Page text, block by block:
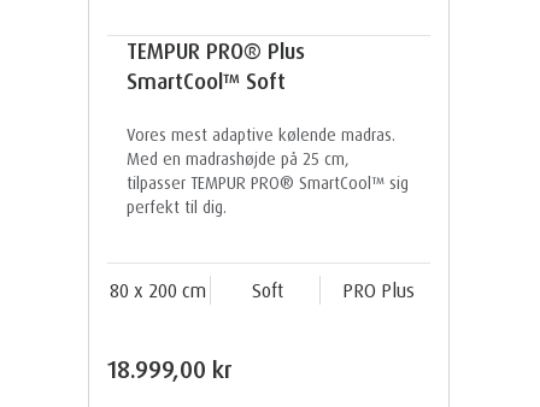
TEMPUR PRO® Plus
SmartCool™ Soft
Vores mest adaptive kølende madras.
Med en madrashøjde på 25 cm,
tilpasser TEMPUR PRO® SmartCool™ sig
perfekt til dig.
80 x 200 cm Soft PRO Plus
18.999,00 kr